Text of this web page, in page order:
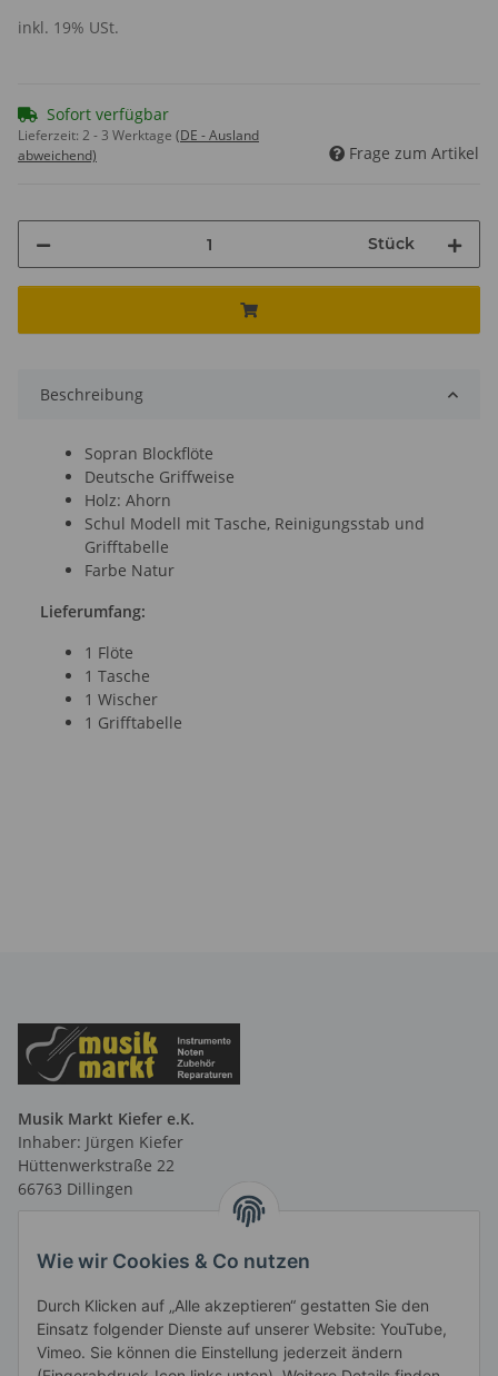
Wie wir Cookies & Co nutzen
Durch Klicken auf „Alle akzeptieren“ gestatten Sie den
Einsatz folgender Dienste auf unserer Website: YouTube,
Vimeo. Sie können die Einstellung jederzeit ändern
inkl. 19% USt.
Sofort verfügbar
Lieferzeit: 2 - 3 Werktage (DE - Ausland
abweichend)
Frage zum Artikel
Stück
Beschreibung
Sopran Blockflöte
Deutsche Griffweise
Holz: Ahorn
Schul Modell mit Tasche, Reinigungsstab und
Grifftabelle
Farbe Natur
Lieferumfang:
1 Flöte
1 Tasche
1 Wischer
1 Grifftabelle
Musik Markt Kiefer e.K.
Inhaber: Jürgen Kiefer
Hüttenwerkstraße 22
66763 Dillingen
Telefax: 06831 9 66 58 41
Öffnungszeiten:
MO-FR 13.00 - 18.00 Uhr und